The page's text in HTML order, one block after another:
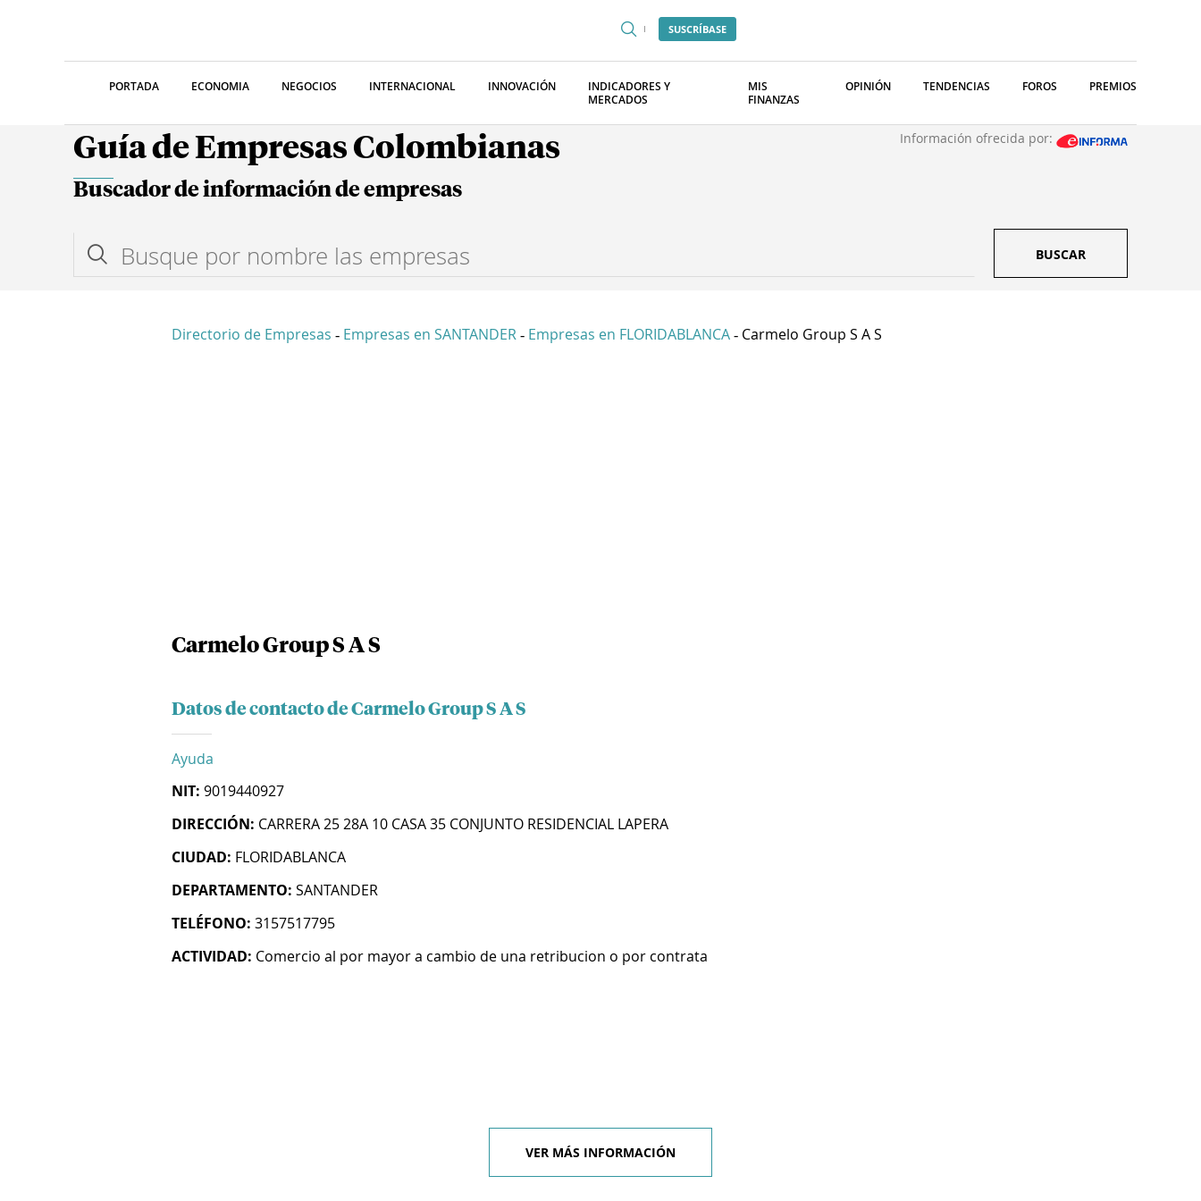
SUSCRÍBASE
PORTADA ECONOMIA NEGOCIOS INTERNACIONAL INNOVACIÓN
INDICADORES Y
MERCADOS
MIS
FINANZAS
OPINIÓN TENDENCIAS FOROS PREMIOS
Guía de Empresas Colombianas Información ofrecida por:
Buscador de información de empresas
BUSCAR
Directorio de Empresas - Empresas en SANTANDER - Empresas en FLORIDABLANCA - Carmelo Group S A S
Carmelo Group S A S
Datos de contacto de Carmelo Group S A S
Ayuda
NIT: 9019440927
DIRECCIÓN: CARRERA 25 28A 10 CASA 35 CONJUNTO RESIDENCIAL LAPERA
CIUDAD: FLORIDABLANCA
DEPARTAMENTO: SANTANDER
TELÉFONO: 3157517795
ACTIVIDAD: Comercio al por mayor a cambio de una retribucion o por contrata
VER MÁS INFORMACIÓN